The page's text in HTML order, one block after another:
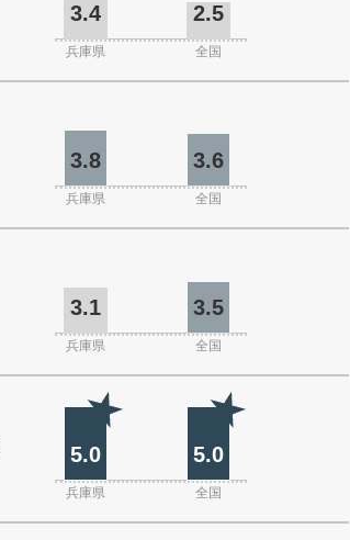
3.4 2.5
兵庫県 全国
3.8 3.6
兵庫県 全国
3.1 3.5
兵庫県 全国
5.0 5.0
兵庫県 全国